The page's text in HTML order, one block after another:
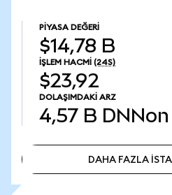
PIYASA DEĞERI
$14,78 B
İŞLEM HACMI (24S)
$23,92
DOLAŞIMDAKI ARZ
4,57 B DNNon
DAHA FAZLA